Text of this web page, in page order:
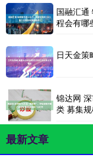
国融汇通
程会有哪
日天金策
锦达网
类 募集
最新文章